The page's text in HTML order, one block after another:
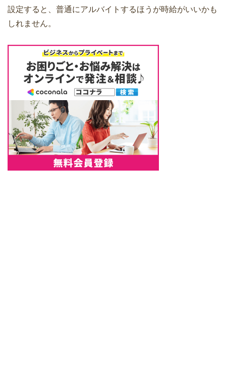
設定すると、普通にアルバイトするほうが時給がいいかも
しれません。